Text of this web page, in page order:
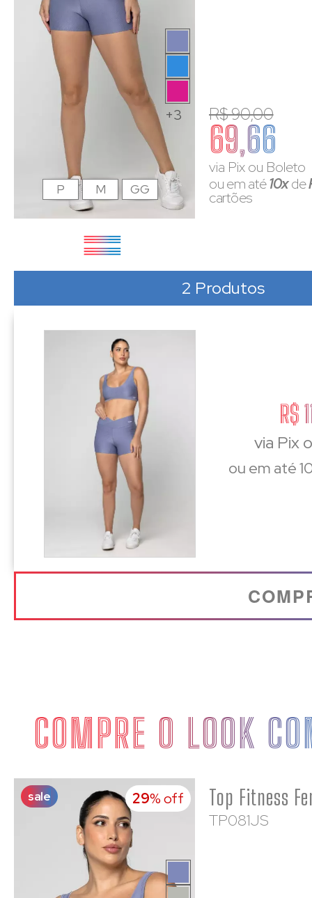
+3 R$ 90,00
69,66
via Pix ou Boleto
ou em até10xde
cartões
P M GG
2 Produtos
R$
via Pix
ou em até
COMPRE O LOOK
sale 29% off
TP081JS